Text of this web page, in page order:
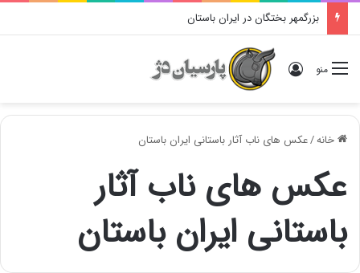
بزرگمهر بختگان در ایران باستان
منو ورود
خانه/عکس های ناب آثار باستانی ایران باستان
عکس های ناب آثار
باستانی ایران باستان